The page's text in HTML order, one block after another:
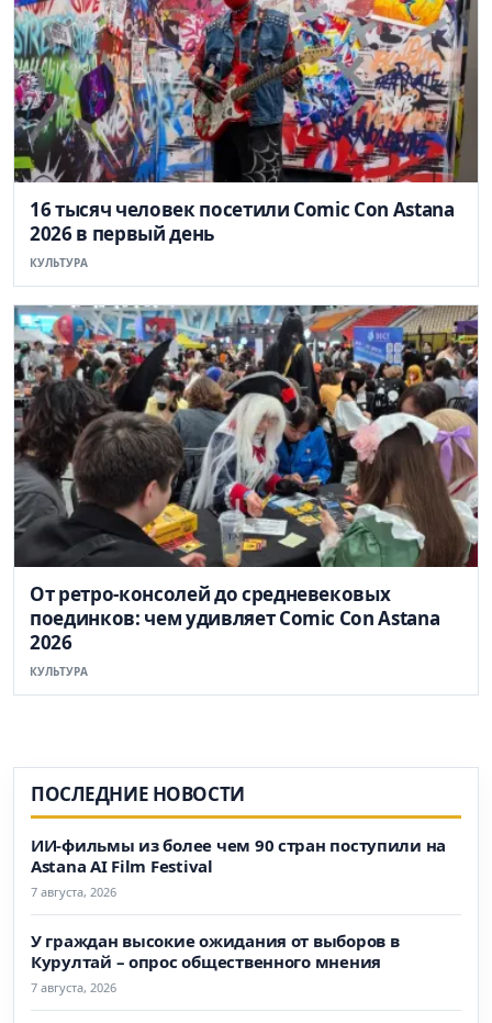
16 тысяч человек посетили Comic Con Astana
2026 в первый день
КУЛЬТУРА
От ретро-консолей до средневековых
поединков: чем удивляет Comic Con Astana
2026
КУЛЬТУРА
ПОСЛЕДНИЕ НОВОСТИ
ИИ-фильмы из более чем 90 стран поступили на
Astana AI Film Festival
7 августа, 2026
У граждан высокие ожидания от выборов в
Курултай – опрос общественного мнения
7 августа, 2026